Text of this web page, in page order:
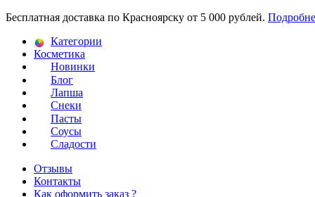
Бесплатная доставка по Красноярску от 5 000 рублей.
Категории
Косметика
Новинки
Блог
Лапша
Снеки
Пасты
Соусы
Сладости
Отзывы
Контакты
Как оформить заказ ?